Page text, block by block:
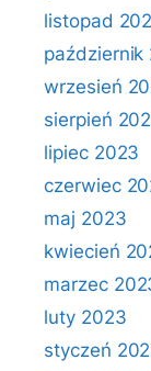
listopad
październik
wrzesień
sierpień
lipiec 2023
czerwiec
maj 2023
kwiecień
marzec
luty 2023
styczeń